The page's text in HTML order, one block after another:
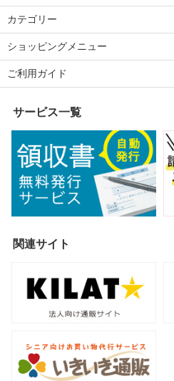
カテゴリー
ショッピングメニュー
ご利用ガイド
サービス一覧
関連サイト